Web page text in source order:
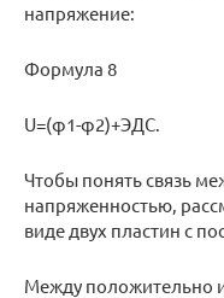
напряжение:
Формула 8
U=(φ1-φ2)+ЭДС.
Чтобы понять связь
напряженностью,
виде двух пластин с
Между положительно